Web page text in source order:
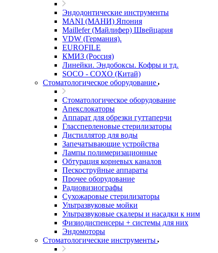
Эндодонтические инструменты
MANI (МАНИ) Япония
Maillefer (Майлифер) Швейцария
VDW (Германия).
EUROFILE
КМИЗ (Россия)
Линейки. Эндобоксы. Кофры и тд.
SOCO - COXO (Китай)
Стоматологическое оборудование
Стоматологическое оборудование
Апекслокаторы
Аппарат для обрезки гуттаперчи
Глассперленовые стерилизаторы
Дистиллятор для воды
Запечатывающие устройства
Лампы полимеризационные
Обтурация корневых каналов
Пескоструйные аппараты
Прочее оборудование
Радиовизиографы
Сухожаровые стерилизаторы
Ультразвуковые мойки
Ультразвуковые скалеры и насадки к ним
Физиодиспенсеры + системы для них
Эндомоторы
Стоматологические инструменты